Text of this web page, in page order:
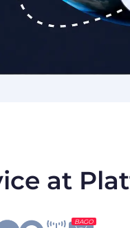
at
BAGO